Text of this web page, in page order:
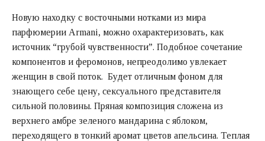
Новую находку с восточными нотками из мира
парфюмерии Armani, можно охарактеризовать, как
источник “грубой чувственности”. Подобное сочетание
компонентов и феромонов, непреодолимо увлекает
женщин в свой поток. Будет отличным фоном для
знающего себе цену, сексуального представителя
сильной половины. Пряная композиция сложена из
верхнего амбре зеленого мандарина с яблоком,
переходящего в тонкий аромат цветов апельсина. Теплая